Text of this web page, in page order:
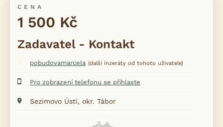
CENA
1 500 Kč
Zadavatel - Kontakt
pobudovamarcela (další inzeráty od tohoto uživatele)
Pro zobrazení telefonu se přihlaste
Sezimovo Ústí, okr. Tábor